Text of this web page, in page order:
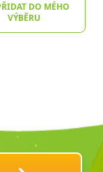
DO MÉHO
VÝBĚRU